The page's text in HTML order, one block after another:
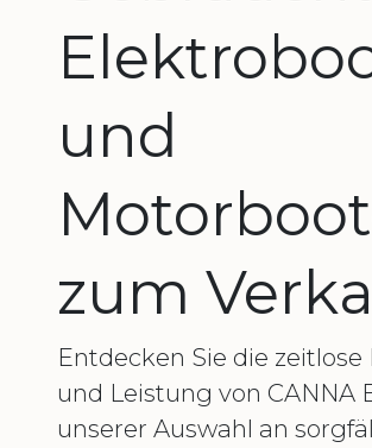
und
zum
Entdecken Sie die zeitlose
und Leistung von CANNA
unserer Auswahl an